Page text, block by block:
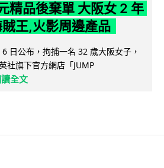
精品後棄單 大阪女 2 年
王,火影周邊產品
日公布，拘捕一名 32 歲大阪女子，
社旗下官方網店「JUMP
全文